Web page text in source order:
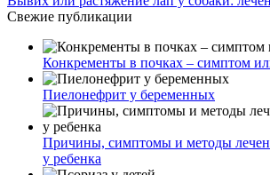
Свежие публикации
Конкременты в почках – симптом
Пиелонефрит у беременных
Причины, симптомы и методы
у ребенка